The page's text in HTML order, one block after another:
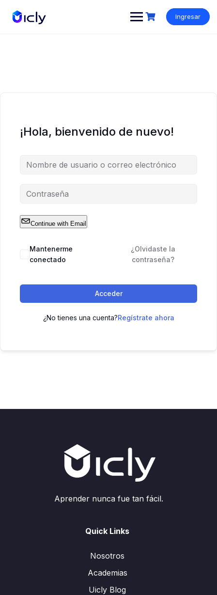
Ingresar
¡Hola, bienvenido de nuevo!
Continue with Email
Mantenerme
conectado
¿Olvidaste la
contraseña?
Acceder
¿No tienes una cuenta?Regístrate ahora
Aprender nunca fue tan fácil.
Quick Links
Nosotros
Academias
Uicly Blog